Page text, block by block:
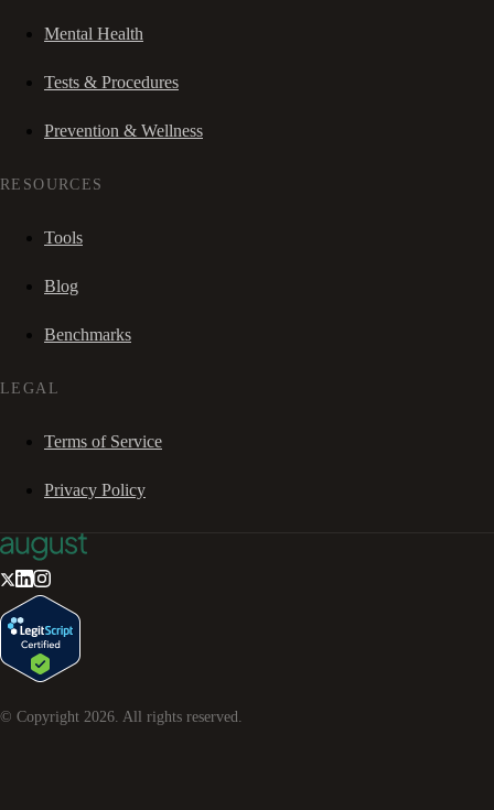
Mental Health
Tests & Procedures
Prevention & Wellness
RESOURCES
Tools
Blog
Benchmarks
LEGAL
Terms of Service
Privacy Policy
© Copyright 2026 . All rights reserved.